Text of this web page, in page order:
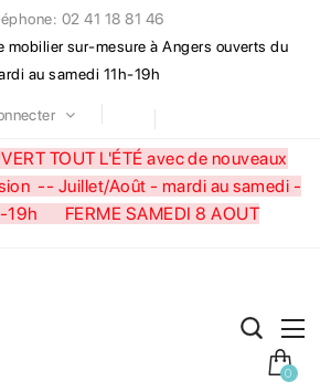
02 41 18 81 46
mobilier sur-mesure à Angers ouverts du
au samedi 11h-19h
TOUT L'ÉTÉ avec de nouveaux
-- Juillet/Août - mardi au samedi -
19h FERME SAMEDI 8 AOUT
0